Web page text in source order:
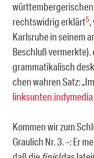
rechtswidrig erklärt5
Karlsruhe in seinem
Beschluß vermerkte).
grammatikalisch
chen wahren Satz:
Kommen wir zum
Graulich Nr. 3. –: Er